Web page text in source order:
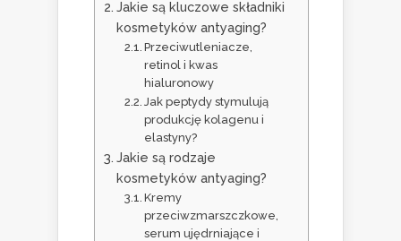
Jakie są kluczowe składniki
kosmetyków antyaging?
Przeciwutleniacze,
retinol i kwas
hialuronowy
Jak peptydy stymulują
produkcję kolagenu i
elastyny?
Jakie są rodzaje
kosmetyków antyaging?
Kremy
przeciwzmarszczkowe,
serum ujędrniające i